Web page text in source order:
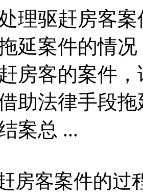
处理驱赶房客
延案件的情
房客的案件
助法律手段
案总 ...
房客案件的过